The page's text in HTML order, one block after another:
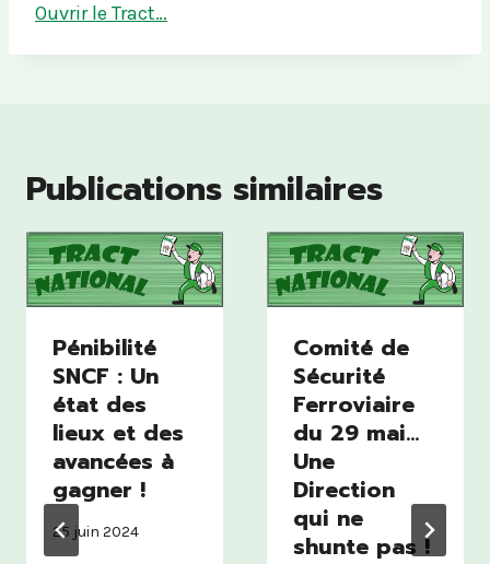
Ouvrir le Tract…
Publications similaires
Pénibilité
SNCF : Un
état des
lieux et des
avancées à
gagner !
25 juin 2024
Comité de
Sécurité
Ferroviaire
du 29 mai…
Une
Direction
qui ne
shunte pas !